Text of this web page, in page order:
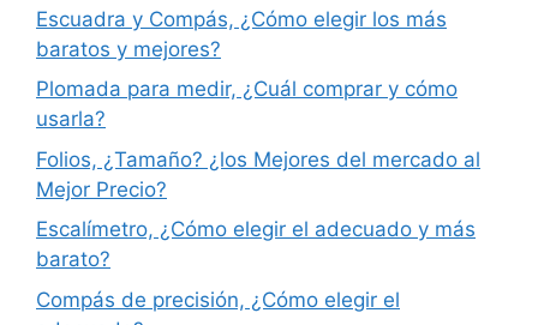
Escuadra y Compás, ¿Cómo elegir los más
baratos y mejores?
Plomada para medir, ¿Cuál comprar y cómo
usarla?
Folios, ¿Tamaño? ¿los Mejores del mercado al
Mejor Precio?
Escalímetro, ¿Cómo elegir el adecuado y más
barato?
Compás de precisión, ¿Cómo elegir el